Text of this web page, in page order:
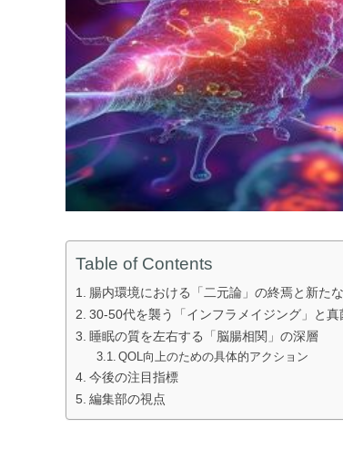
Table of Contents
腸内環境における「二元論」の終焉と新た
30-50代を襲う「インフラメイジング」と真
睡眠の質を左右する「脳腸相関」の深層
QOL向上のための具体的アクション
今後の注目指標
編集部の視点